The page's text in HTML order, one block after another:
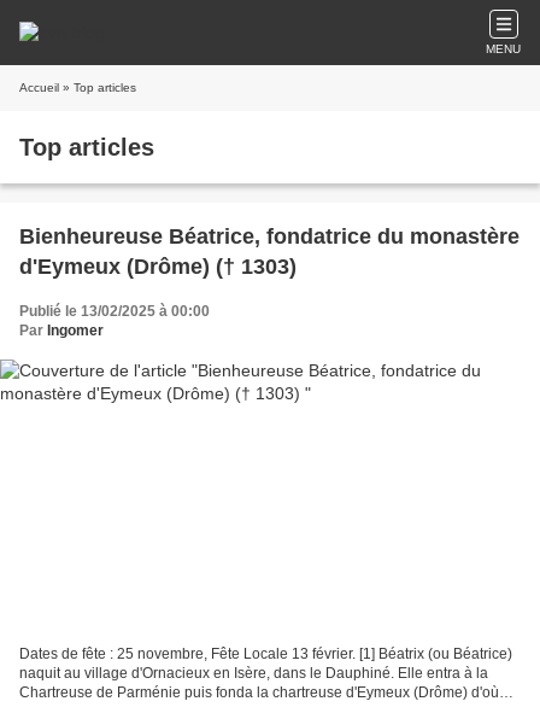
MENU
Accueil » Top articles
Top articles
Bienheureuse Béatrice, fondatrice du monastère
d'Eymeux (Drôme) († 1303)
Publié le 13/02/2025 à 00:00
Par Ingomer
Dates de fête : 25 novembre, Fête Locale 13 février. [1] Béatrix (ou Béatrice)
naquit au village d'Ornacieux en Isère, dans le Dauphiné. Elle entra à la
Chartreuse de Parménie puis fonda la chartreuse d'Eymeux (Drôme) d'où